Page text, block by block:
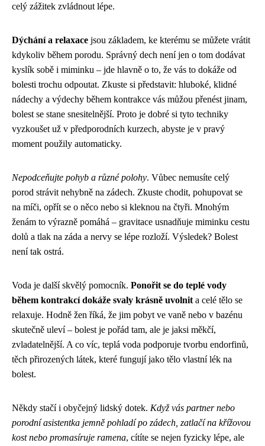
celý zážitek zvládnout lépe.
Dýchání a relaxace jsou základem, ke kterému se můžete vrátit
kdykoliv během porodu. Správný dech není jen o tom dodávat
kyslík sobě i miminku – jde hlavně o to, že vás to dokáže od
bolesti trochu odpoutat. Zkuste si představit: hluboké, klidné
nádechy a výdechy během kontrakce vás můžou přenést jinam,
bolest se stane snesitelnější. Proto je dobré si tyto techniky
vyzkoušet už v předporodních kurzech, abyste je v pravý
moment použily automaticky.
Nepodceňujte pohyb a různé polohy. Vůbec nemusíte celý
porod strávit nehybně na zádech. Zkuste chodit, pohupovat se
na míči, opřít se o něco nebo si kleknou na čtyři. Mnohým
ženám to výrazně pomáhá – gravitace usnadňuje miminku cestu
dolů a tlak na záda a nervy se lépe rozloží. Výsledek? Bolest
není tak ostrá.
Voda je další skvělý pomocník. Ponořit se do teplé vody
během kontrakcí dokáže svaly krásně uvolnit a celé tělo se
relaxuje. Hodně žen říká, že jim pobyt ve vaně nebo v bazénu
skutečně uleví – bolest je pořád tam, ale je jaksi měkčí,
zvladatelnější. A co víc, teplá voda podporuje tvorbu endorfinů,
těch přirozených látek, které fungují jako tělo vlastní lék na
bolest.
Někdy stačí i obyčejný lidský dotek. Když vás partner nebo
porodní asistentka jemně pohladí po zádech, zatlačí na křížovou
kost nebo promasíruje ramena, cítíte se nejen fyzicky lépe, ale